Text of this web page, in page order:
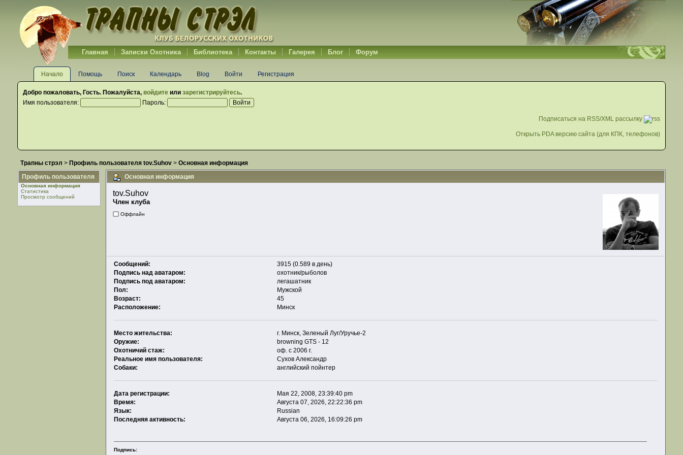
Главная Записки Охотника Библиотека Контакты Галерея Блог Форум
Начало Помощь Поиск Календарь Blog Войти Регистрация
Добро пожаловать, Гость. Пожалуйста, войдитеили зарегистрируйтесь.
Имя пользователя:
Пароль:
Подписаться на RSS/XML рассылку
Открыть PDA версию сайта (для КПК, телефонов)
Трапны стрэл > Профиль пользователя tov.Suhov> Основная информация
Профиль пользователя
Основная информация
Статистика
Просмотр сообщений
Основная информация
tov.Suhov
Член клуба
Оффлайн
Сообщений:
3915 (0.589 в день)
Подпись над аватаром:
охотник/рыболов
Подпись под аватаром:
легашатник
Пол:
Мужской
Возраст:
45
Расположение:
Минск
Место жительства:
г. Минск, Зеленый Луг/Уручье-2
Оружие:
browning GTS - 12
Охотничий стаж:
оф. с 2006 г.
Реальное имя пользователя:
Сухов Александр
Собаки:
английский пойнтер
Дата регистрации:
Мая 22, 2008, 23:39:40 pm
Время:
Августа 07, 2026, 22:22:36 pm
Язык:
Russian
Последняя активность:
Августа 06, 2026, 16:09:26 pm
Подпись: